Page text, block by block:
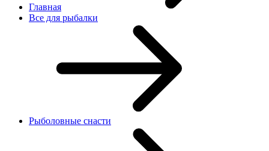
Главная
Все для рыбалки
Рыболовные снасти